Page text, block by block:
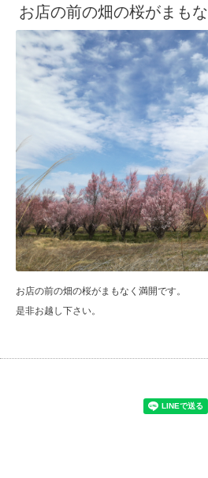
お店の前の畑の桜がまもな
お店の前の畑の桜がまもなく満開です。
是非お越し下さい。